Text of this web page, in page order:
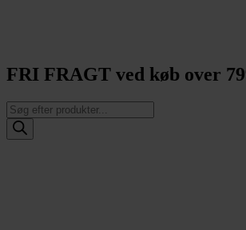
FRI FRAGT ved køb over
Products
search